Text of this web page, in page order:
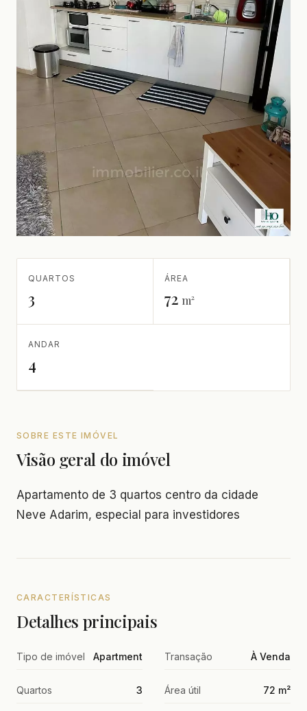
QUARTOS
3
ÁREA
72 m²
ANDAR
4
SOBRE ESTE IMÓVEL
Visão geral do imóvel
Apartamento de 3 quartos centro da cidade
Neve Adarim, especial para investidores
CARACTERÍSTICAS
Detalhes principais
Tipo de imóvel Apartment Transação À Venda
Quartos 3 Área útil 72 m²